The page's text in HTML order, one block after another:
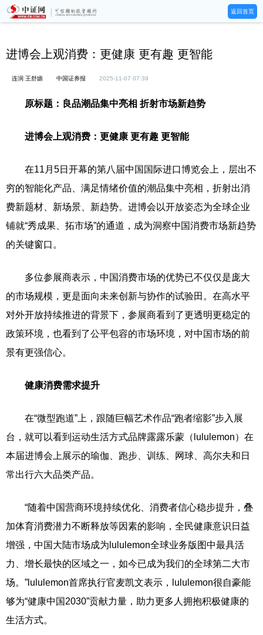
返回首页
进博会上观消费：更健康 更有趣 更智能
连润 王舒嫄 中国证券报 2025-11-07 07:39
原标题：良品潮品集中亮相 折射市场新趋势
进博会上观消费：更健康 更有趣 更智能
在11月5日开幕的第八届中国国际进口博览会上，层出不
穷的智能化产品、满足情绪价值的潮品集中亮相，折射出消
费新题材、新场景、新趋势。进博会以开放姿态为全球企业
铺就“秀成果、拓市场”的通道，成为洞察中国消费市场新趋势
的关键窗口。
多位参展商表示，中国消费市场的优势已不仅仅是庞大
的市场规模，更是面向未来创新与协作的试验田。在高水平
对外开放持续推进的背景下，参展商看到了更透明更稳定的
政策环境，也看到了公平包容的市场环境，对中国市场的前
景有更强信心。
健康消费需求提升
在“微型跑道”上，跟随巨幅艺术作品“跑者缩影”步入展
台，就可以看到运动生活方式品牌露露乐蒙（lululemon）在
本届进博会上展示的瑜伽、跑步、训练、网球、高尔夫和日
常出行六大品类产品。
“随着中国营商环境持续优化、消费者信心稳步提升，叠
加体育消费潜力不断释放等因素的影响，全民健康意识日益
增强，中国大陆市场成为lululemon全球业务版图中最具活
力、增长最快的区域之一，如今已成为我们的全球第二大市
场。”lululemon首席执行官麦凯文表示，lululemon很自豪能
够为“健康中国2030”贡献力量，助力更多人拥抱积极健康的
生活方式。